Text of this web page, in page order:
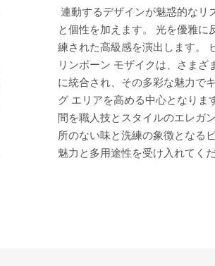
連動するデザインが魅惑的なリ
と個性を加えます。 光を優雅
練された高級感を演出します。
リンボーン モザイクは、さま
に統合され、その多彩な魅力で
グ エリアを高める中心となり
間を職人技とスタイルのエレガ
所のない味と洗練の象徴となる
魅力と多用途性を受け入れてくだ